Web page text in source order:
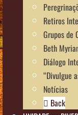
Retiros
Grupos de
Beth
Diálogo
“Divulgue
Notícias
Back